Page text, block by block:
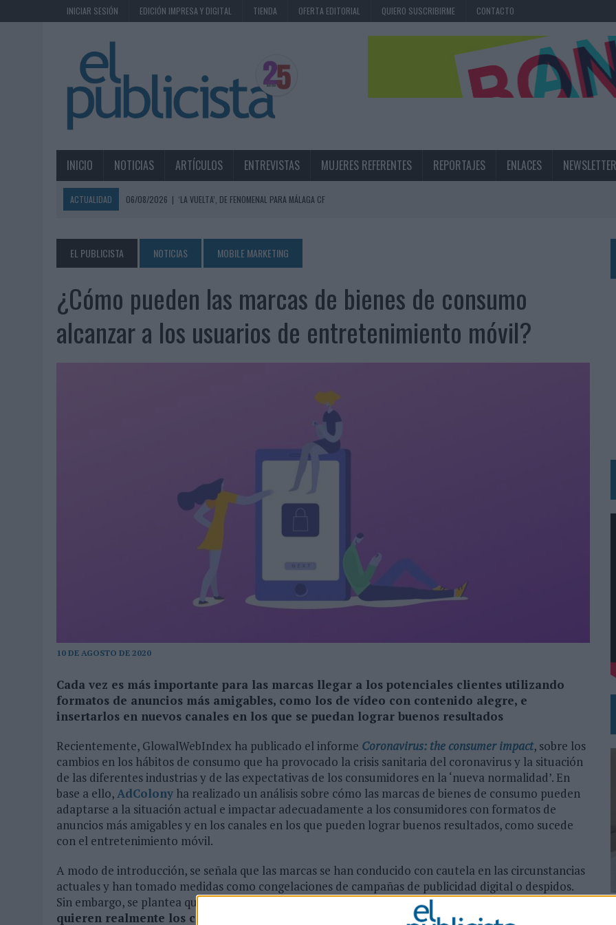
INICIAR SESIÓN EDICIÓN IMPRESA Y DIGITAL TIENDA OFERTA EDITORIAL QUIERO SUSCRIBIRME CONTACTO
INICIO NOTICIAS ARTÍCULOS ENTREVISTAS MUJERES REFERENTES REPORTAJES ENLACES NEWSLETTER
ACTUALIDAD 06/08/2026 | ‘LA VUELTA’, DE FENOMENAL PARA MÁLAGA CF
06/08/2026 | LA TELEVISIÓN SIGUE LIDERANDO EL CONSUMO DE MEDIOS EN VERANO Y SUPERA AL MÓVIL COMO DISPOSITIVO MÁS UTILIZADO
06/08/2026
EL USO DE LA IA GENERATIVA ALCANZA YA AL 62% DE LOS ESPAÑOLES
06/08/2026 |
SYSTEM1 NOMBRA A KIMBERLY BASTONI COMO NUEVA DIRECTORA COMERCIAL GLOBAL
06/08/2026 | FRIGO Y UNIQLO LANZAN UNA COLECCIÓN PERSONALIZABLE INSPIRADA EN CORNETTO, CALIPPO Y SOLERO
FABRA COMUNICACIÓN INCORPORA A CASONÁ Y ASUME LA GESTIÓN DE SUS RELACIONES CON LOS MEDIOS
LOPESAN HOTELS & RESORTS ACERCA EL PARAÍSO CANARIO EN SU ÚLTIMA CAMPAÑA INTERNACIONAL
LUIS ARQUILLOS (BURGO DE ARIAS): “LA CONSTRUCCIÓN DE MARCA A LARGO PLAZO Y LA MEDICIÓN SON DOS CARAS DE LA MISMA
‘EL PARAÍSO MÁS CERCA’, DE 22GRADOS PARA LOPESAN HOTELS & RESORTS
‘LA ÚNICA CERVEZA DEL MUNDO QUE SE DISFRUTA DOS VECES’, DE INUSUALY PARA CERVEZA CAPAZ
‘EL FÚTBOL SIN LAS PERSONAS’, DE DENTSU CREATIVE PARA ORANGE
CAPAZ, LA CERVEZA QUE CONVIERTE CADA BOTELLA EN UNA OPORTUNIDAD DE INCLUSIÓN
AUDIBLE REIVINDICA EL PODER TRANSFORMADOR DEL AUDIO EN SU NUEVA CAMPAÑA GLOBAL DE MARCA
07/08/2026
CUANDO SE APAGUE EL SOL, EL ECLIPSE DE 2026 PONDRÁ A PRUEBA LA CREATIVIDAD DE LAS MARCAS
EL PUBLICISTA NOTICIAS MOBILE MARKETING
¿Cómo pueden las marcas de bienes de consumo
alcanzar a los usuarios de entretenimiento móvil?
10 DE AGOSTO DE 2020
Cada vez es más importante para las marcas llegar a los potenciales clientes utilizando
formatos de anuncios más amigables, como los de vídeo con contenido alegre, e
insertarlos en nuevos canales en los que se puedan lograr buenos resultados
Recientemente, GlowalWebIndex ha publicado el informe Coronavirus: the consumer impact, sobre los
cambios en los hábitos de consumo que ha provocado la crisis sanitaria del coronavirus y la situación
de las diferentes industrias y de las expectativas de los consumidores en la ‘nueva normalidad’. En
base a ello,AdColony ha realizado un análisis sobre cómo las marcas de bienes de consumo pueden
adaptarse a la situación actual e impactar adecuadamente a los consumidores con formatos de
anuncios más amigables y en los canales en los que pueden lograr buenos resultados, como sucede
con el entretenimiento móvil.
A modo de introducción, se señala que las marcas se han conducido con cautela en las circunstancias
actuales y han tomado medidas como congelaciones de campañas de publicidad digital o despidos.
Sin embargo, se plantea que el enfoque adecuado para los anunciantes es conocerqué es lo que
quieren realmente los consumidores y lo que piensan sobre la publicidad durante la